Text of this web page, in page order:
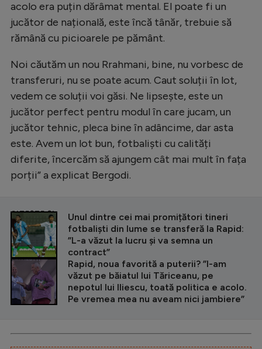
acolo era puțin dărâmat mental. El poate fi un
jucător de națională, este încă tânăr, trebuie să
rămână cu picioarele pe pământ.
Noi căutăm un nou Rrahmani, bine, nu vorbesc de
transferuri, nu se poate acum. Caut soluții în lot,
vedem ce soluții voi găsi. Ne lipsește, este un
jucător perfect pentru modul în care jucam, un
jucător tehnic, pleca bine în adâncime, dar asta
este. Avem un lot bun, fotbaliști cu calități
diferite, încercăm să ajungem cât mai mult în fața
porții” a explicat Bergodi.
CITEȘTE ȘI
Unul dintre cei mai promițători tineri
fotbaliști din lume se transferă la Rapid:
”L-a văzut la lucru și va semna un
contract”
Rapid, noua favorită a puterii? ”I-am
văzut pe băiatul lui Tăriceanu, pe
nepotul lui Iliescu, toată politica e acolo.
Pe vremea mea nu aveam nici jambiere”